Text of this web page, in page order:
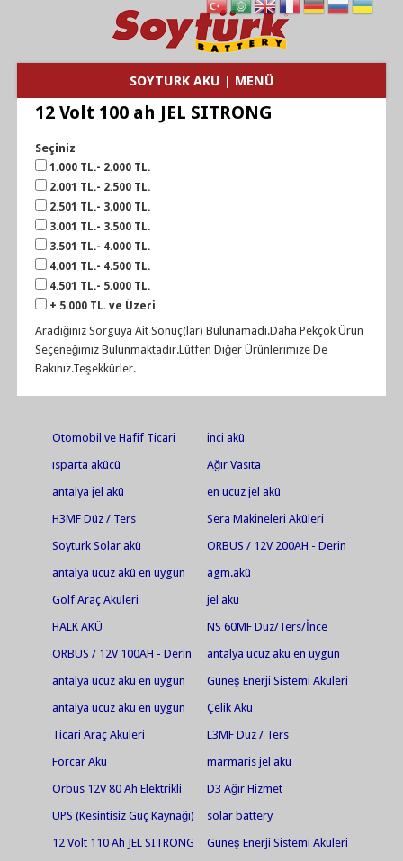
SOYTURK AKU | MENÜ
12 Volt 100 ah JEL SITRONG
Seçiniz
1.000 TL.- 2.000 TL.
2.001 TL.- 2.500 TL.
2.501 TL.- 3.000 TL.
3.001 TL.- 3.500 TL.
3.501 TL.- 4.000 TL.
4.001 TL.- 4.500 TL.
4.501 TL.- 5.000 TL.
+ 5.000 TL. ve Üzeri
Aradığınız Sorguya Ait Sonuç(lar) Bulunamadı.Daha Pekçok Ürün
Seçeneğimiz Bulunmaktadır.Lütfen Diğer Ürünlerimize De
Bakınız.Teşekkürler.
Otomobil ve Hafif Ticari
inci akü
ısparta akücü
Ağır Vasıta
antalya jel akü
en ucuz jel akü
H3MF Düz / Ters
Sera Makineleri Aküleri
Soyturk Solar akü
ORBUS / 12V 200AH - Derin
antalya ucuz akü en uygun
akü.antalya akü.ısparta
akü.serik akü.alanya akü
agm.akü
Golf Araç Aküleri
jel akü
HALK AKÜ
NS 60MF Düz/Ters/İnce
ORBUS / 12V 100AH - Derin
antalya ucuz akü en uygun
akü.antalya akü.ısparta
akü.serik akü
antalya ucuz akü en uygun
akü market antalya akü
market
Güneş Enerji Sistemi Aküleri
antalya ucuz akü en uygun
Çelik Akü
Ticari Araç Aküleri
L3MF Düz / Ters
Forcar Akü
marmaris jel akü
Orbus 12V 80 Ah Elektrikli
D3 Ağır Hizmet
UPS (Kesintisiz Güç Kaynağı)
solar battery
12 Volt 110 Ah JEL SITRONG
Güneş Enerji Sistemi Aküleri